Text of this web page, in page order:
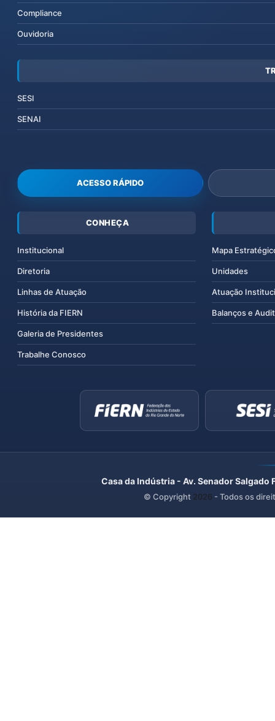
Compliance
Ouvidoria
SESI
SENAI
ACESSO RÁPIDO
CONHEÇA
Institucional
Diretoria
Linhas de Atuação
História da FIERN
Galeria de Presidentes
Trabalhe Conosco
Mapa
Unidades
Atuação
Balanços e
Casa da Indústria - Av. Senador
© Copyright 2026 - Todos os